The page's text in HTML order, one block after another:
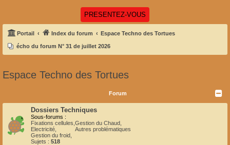
PRESENTEZ-VOUS
Portail Index du forum Espace Techno des Tortues
écho du forum N° 31 de juillet 2026
Espace Techno des Tortues
Forum
Dossiers Techniques
Sous-forums :
Fixations cellules
Electricité
Gestion du froid
Gestion du Chaud
Autres problématiques
Sujets : 518